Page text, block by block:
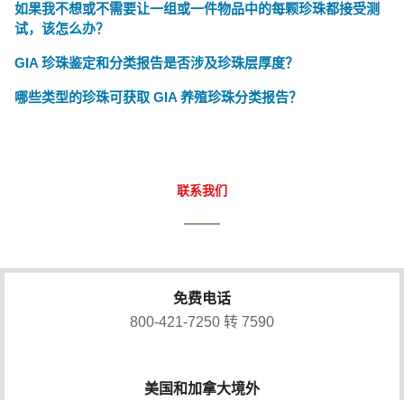
如果我不想或不需要让一组或一件物品中的每颗珍珠都接受测
试，该怎么办？
GIA 珍珠鉴定和分类报告是否涉及珍珠层厚度？
哪些类型的珍珠可获取 GIA 养殖珍珠分类报告？
联系我们
免费电话
800-421-7250 转 7590
美国和加拿大境外